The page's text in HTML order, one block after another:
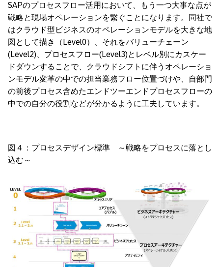
SAPのプロセスフロー活用において、もう一つ大事な点が
戦略と現場オペレーションを繋ぐことになります。同社で
はクラウド型ビジネスのオペレーションモデルを大きな地
図として描き（Level0）、それをバリューチェーン
(Level2)、プロセスフロー(Level3)とレベル別にカスケー
ドダウンすることで、クラウドシフトに伴うオペレーショ
ンモデル変革の中での担当業務フロー位置づけや、自部門
の前後プロセス含めたエンドツーエンドプロセスフローの
中での自分の役割などが分かるように工夫しています。
図４：プロセスデザイン標準 ～戦略をプロセスに落とし
込む～